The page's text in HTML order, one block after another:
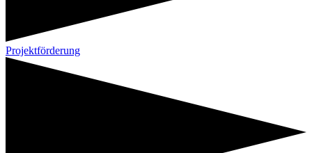
Projektförderung